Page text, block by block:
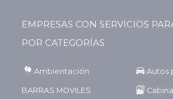
EMPRESAS CON SERVICIOS
POR CATEGORÍAS
Ambientación Autos
BARRAS MOVILES